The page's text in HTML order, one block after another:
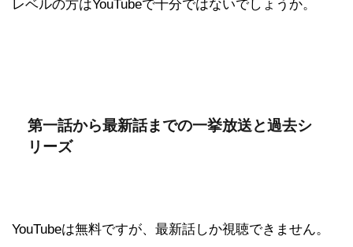
レベルの方はYouTubeで十分ではないでしょうか。
第一話から最新話までの一挙放送と過去シ
リーズ
YouTubeは無料ですが、最新話しか視聴できません。